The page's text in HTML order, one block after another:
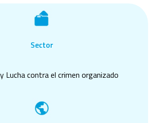
Sector
Lucha contra el crimen organizado